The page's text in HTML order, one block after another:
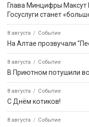
Глава Минцифры Максут
Госуслуги станет
8 августа Событие
На Алтае прозвучали
8 августа Событие
В Приютном потушили
8 августа Событие
С Днём котиков!
8 августа Событие